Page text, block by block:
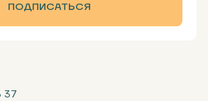
37
ПОДПИСАТЬСЯ